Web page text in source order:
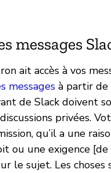
messages
ait accès à vos
messages à partir de
de Slack doivent
privées.
qu’il a une
ou une exigence
le sujet. Les